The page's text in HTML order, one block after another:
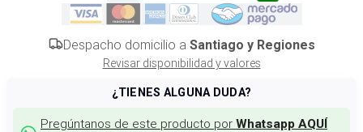
Despacho domicilio a Santiago y Regiones
Revisar disponibilidad y valores
¿TIENES ALGUNA DUDA?
Pregúntanos de este producto por Whatsapp AQUÍ